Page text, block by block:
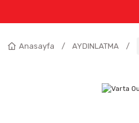
Anasayfa AYDINLATMA